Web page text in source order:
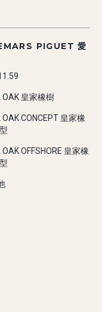
PIGUET 愛
OAK 皇家橡樹
OAK CONCEPT 皇家橡
OAK OFFSHORE 皇家橡